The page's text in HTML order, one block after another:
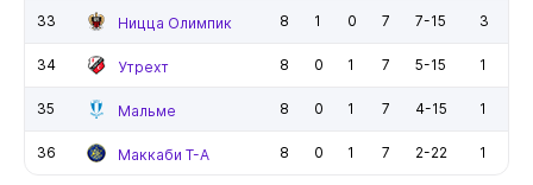
33 Ницца Олимпик 8 1 0 7 7-15 3
34 Утрехт 8 0 1 7 5-15 1
35 Мальме 8 0 1 7 4-15 1
36 Маккаби Т-А 8 0 1 7 2-22 1